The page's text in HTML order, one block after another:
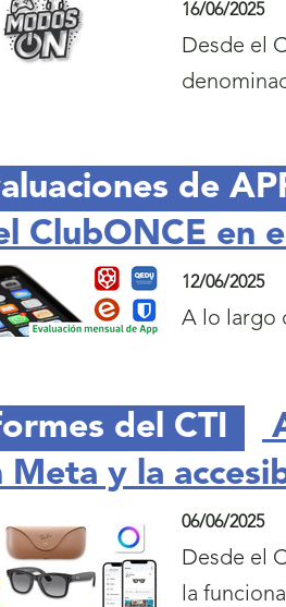
16/06/2025
Desde el
de
ClubONCE en
12/06/2025
A lo largo
del CTI
Meta y la
06/06/2025
Desde el
la